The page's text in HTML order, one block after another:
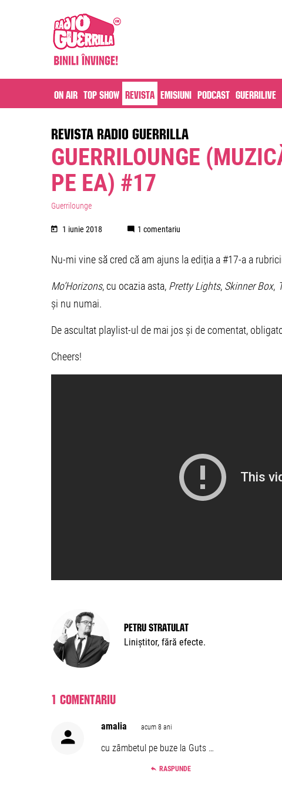
On air Top Show Revista Emisiuni Podcast Guerrilive
REVISTA RADIO GUERRILLA
GUERRILOUNGE
PE EA) #17
Guerrilounge
1 iunie 2018 1 comentariu
Nu-mi vine să cred că am ajuns la ediția a #17-a a
Mo’Horizons, cu ocazia asta, Pretty Lights, Skinner Box,
și nu numai.
De ascultat playlist-ul de mai jos și de comentat,
Cheers!
Petru Stratulat
Liniștitor, fără efecte.
1 comentariu
amalia acum 8 ani
cu zâmbetul pe buze la Guts …
RASPUNDE